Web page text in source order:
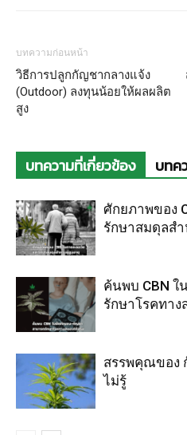
บทความก่อนหน้า
วิธีการปลูกกัญชากลางแจ้ง
(Outdoor) ลงทุนน้อยให้ผลผลิต
สูง
บทความที่เกี่ยวข้อง บทค
ศักยภาพของ
รักษาสมดุลส
ค้นพบ CBN
รักษาโรคทาง
สรรพคุณของ
ไม่รู้